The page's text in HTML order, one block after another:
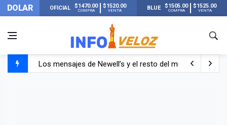
DOLAR OFICIAL $1470.00
COMPRA
$1520.00
VENTA BLUE $1505.00
COMPRA
$1525.00
VENTA
Los mensajes de Newell’s y el resto del mundo del